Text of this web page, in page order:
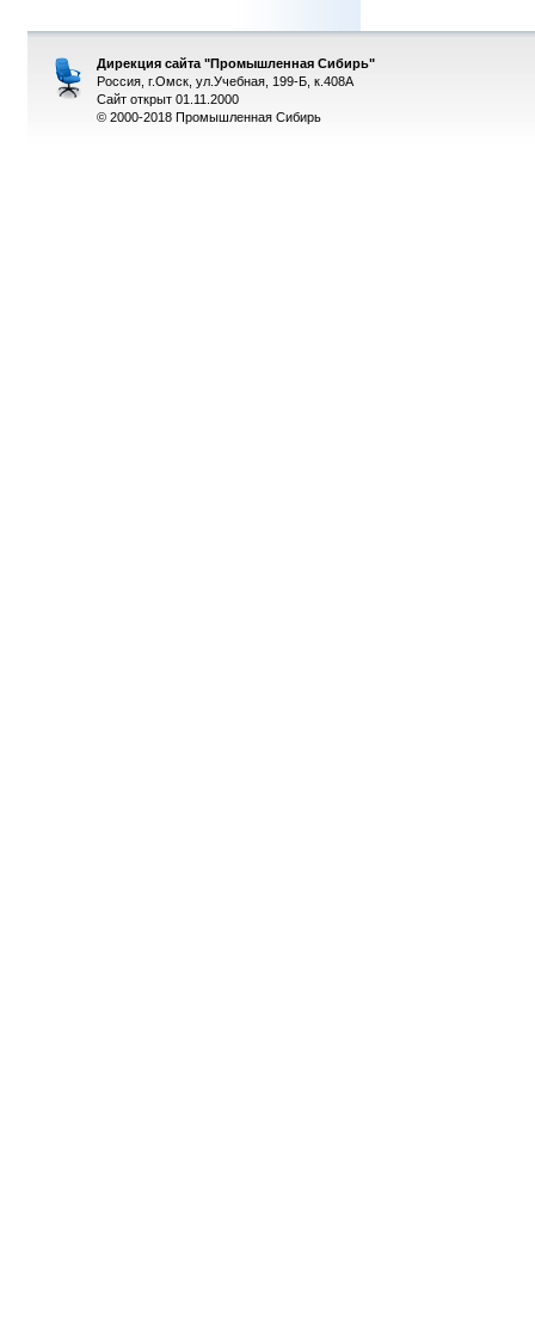
Дирекция сайта "Промышленная Сибирь"
Россия, г.Омск, ул.Учебная, 199-Б, к.408А
Сайт открыт 01.11.2000
© 2000-2018 Промышленная Сибирь